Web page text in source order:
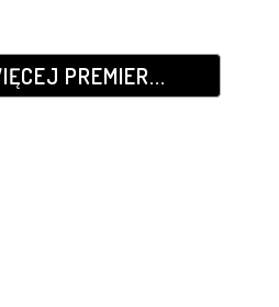
PREMIER...